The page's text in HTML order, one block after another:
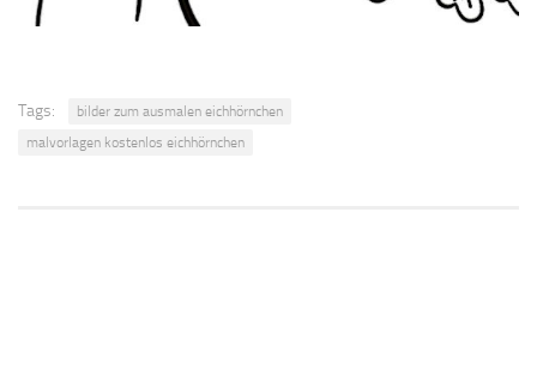
Tags:
bilder zum ausmalen eichhörnchen
malvorlagen kostenlos eichhörnchen